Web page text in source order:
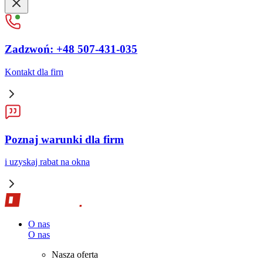
Zadzwoń: +48 507-431-035
Kontakt dla firn
Poznaj warunki dla firm
i uzyskaj rabat na okna
O nas
O nas
Nasza oferta